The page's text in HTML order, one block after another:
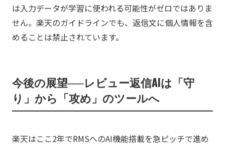
は入力データが学習に使われる可能性がゼロではありま
せん。楽天のガイドラインでも、返信文に個人情報を含
めることは禁止されています。
今後の展望──レビュー返信AIは「守
り」から「攻め」のツールへ
楽天はここ2年でRMSへのAI機能搭載を急ピッチで進め